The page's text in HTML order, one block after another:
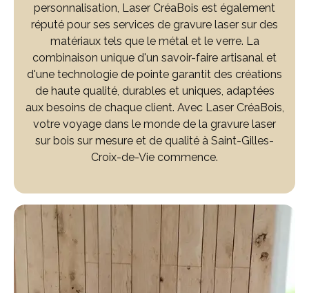
personnalisation, Laser CréaBois est également
réputé pour ses services de gravure laser sur des
matériaux tels que le métal et le verre. La
combinaison unique d'un savoir-faire artisanal et
d'une technologie de pointe garantit des créations
de haute qualité, durables et uniques, adaptées
aux besoins de chaque client. Avec Laser CréaBois,
votre voyage dans le monde de la gravure laser
sur bois sur mesure et de qualité à Saint-Gilles-
Croix-de-Vie commence.